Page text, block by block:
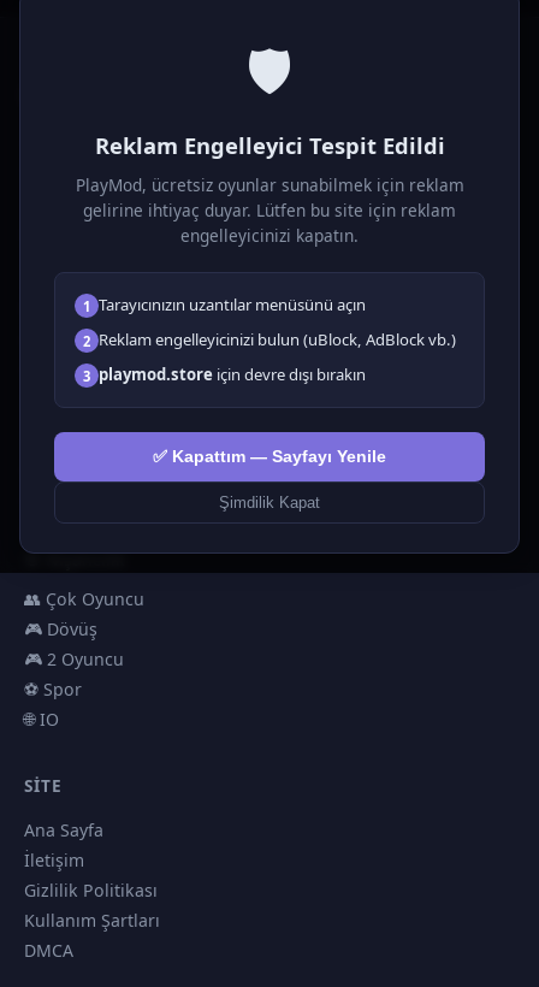
🛡️
Reklam Engelleyici Tespit Edildi
PlayMod, ücretsiz oyunlar sunabilmek için reklam
gelirine ihtiyaç duyar. Lütfen bu site için reklam
engelleyicinizi kapatın.
1 Tarayıcınızın uzantılar menüsünü açın
2 Reklam engelleyicinizi bulun (uBlock, AdBlock vb.)
3 playmod.store için devre dışı bırakın
✅ Kapattım — Sayfayı Yenile
Şimdilik Kapat
Ücretsiz online HTML5 oyunlar! Aksiyon, bulmaca, spor ve
Tüm Oyunlar
🗺️ Macera
🧩 Bulmacalar
🎮 Tıklayıcı
💅 Kızlar
🕹️ Arcade
🎮 Hypercasual
🎮 Erkekler
🎯 Nişancılık
👥 Çok Oyuncu
🎮 Dövüş
🎮 2 Oyuncu
⚽ Spor
🌐 IO
SITE
Ana Sayfa
İletişim
Gizlilik Politikası
Kullanım Şartları
DMCA